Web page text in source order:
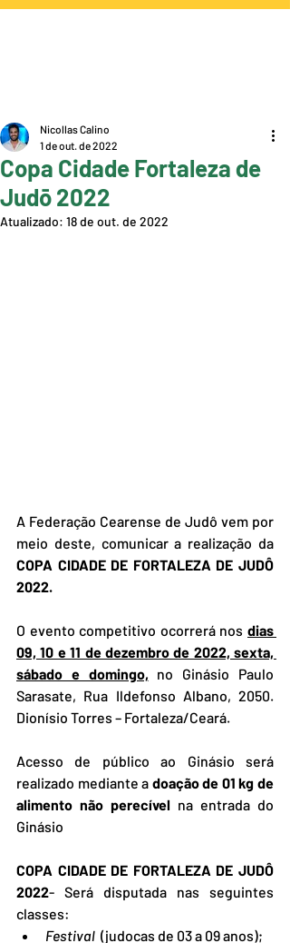
Copa Cidade Fortaleza de
Judō 2022
Nicollas Calino
1 de out. de 2022
Atualizado: 18 de out. de 2022
A Federação Cearense de Judô vem por
COPA CIDADE DE FORTALEZA DE JUDÔ
2022.
O evento competitivo ocorrerá nos dias
09, 10 e 11 de dezembro de 2022, sexta,
sábado e domingo, no Ginásio Paulo
Sarasate, Rua Ildefonso Albano, 2050.
Dionísio Torres – Fortaleza/Ceará.
Acesso de público ao Ginásio será
realizado mediante a doação de 01 kg de
alimento não perecível na entrada do
Ginásio
COPA CIDADE DE FORTALEZA DE JUDÔ
2022- Será disputada nas seguintes
classes:
Festival (judocas de 03 a 09 anos);